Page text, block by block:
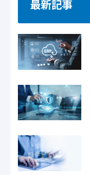
最新記事